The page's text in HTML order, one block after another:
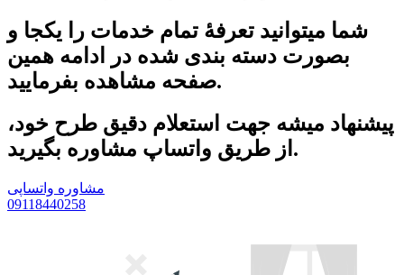
شما میتوانید تعرفۀ تمام خدمات را یکجا و
بصورت دسته بندی شده در ادامه همین
صفحه مشاهده بفرمایید.
پیشنهاد میشه جهت استعلام دقیق طرح خود،
از طریق واتساپ مشاوره بگیرید.
مشاوره واتساپی
09118440258